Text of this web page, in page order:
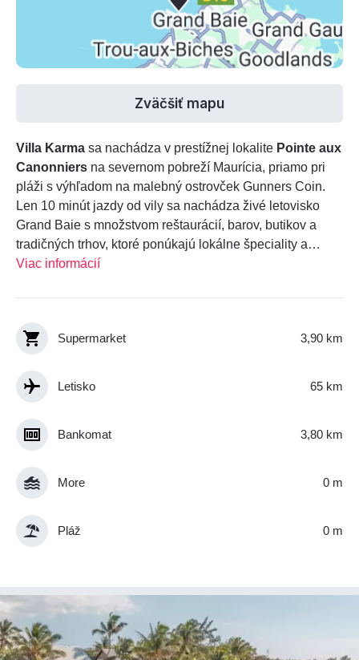
Zväčšiť mapu
Villa Karma sa nachádza v prestížnej lokalite Pointe aux
Canonniers na severnom pobreží Maurícia, priamo pri
pláži s výhľadom na malebný ostrovček Gunners Coin.
Len 10 minút jazdy od vily sa nachádza živé letovisko
Grand Baie s množstvom reštaurácií, barov, butikov a
tradičných trhov, ktoré ponúkajú lokálne špeciality a
suveníry.
Viac informácií
Supermarket 3,90 km
Letisko 65 km
Bankomat 3,80 km
More 0 m
Pláž 0 m